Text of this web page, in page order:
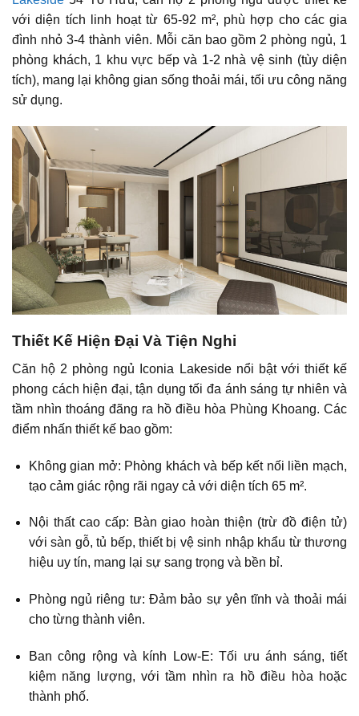
với diện tích linh hoạt từ 65-92 m², phù hợp cho các gia
đình nhỏ 3-4 thành viên. Mỗi căn bao gồm 2 phòng ngủ, 1
phòng khách, 1 khu vực bếp và 1-2 nhà vệ sinh (tùy diện
tích), mang lại không gian sống thoải mái, tối ưu công năng
sử dụng.
Thiết Kế Hiện Đại Và Tiện Nghi
Căn hộ 2 phòng ngủ Iconia Lakeside nổi bật với thiết kế
phong cách hiện đại, tận dụng tối đa ánh sáng tự nhiên và
tầm nhìn thoáng đãng ra hồ điều hòa Phùng Khoang. Các
điểm nhấn thiết kế bao gồm:
Không gian mở: Phòng khách và bếp kết nối liền mạch,
tạo cảm giác rộng rãi ngay cả với diện tích 65 m².
Nội thất cao cấp: Bàn giao hoàn thiện (trừ đồ điện tử)
với sàn gỗ, tủ bếp, thiết bị vệ sinh nhập khẩu từ thương
hiệu uy tín, mang lại sự sang trọng và bền bỉ.
Phòng ngủ riêng tư: Đảm bảo sự yên tĩnh và thoải mái
cho từng thành viên.
Ban công rộng và kính Low-E: Tối ưu ánh sáng, tiết
kiệm năng lượng, với tầm nhìn ra hồ điều hòa hoặc
thành phố.